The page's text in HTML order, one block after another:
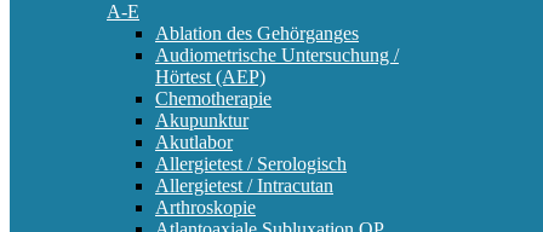
A-E
Ablation des Gehörganges
Audiometrische Untersuchung /
Hörtest (AEP)
Chemotherapie
Akupunktur
Akutlabor
Allergietest / Serologisch
Allergietest / Intracutan
Arthroskopie